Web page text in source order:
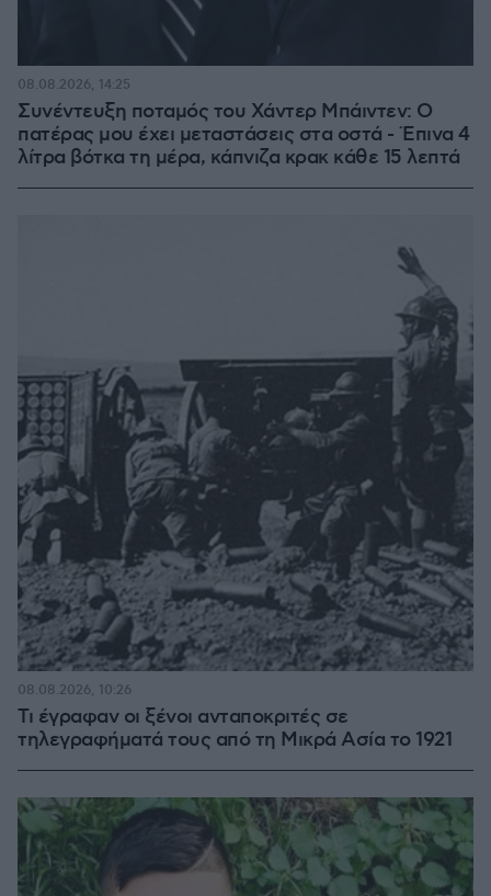
Συνέντευξη ποταμός του Χάντερ Μπάιντεν: Ο
πατέρας μου έχει μεταστάσεις στα οστά - Έπινα 4
λίτρα βότκα τη μέρα, κάπνιζα κρακ κάθε 15 λεπτά
08.08.2026, 14:25
Τι έγραφαν οι ξένοι ανταποκριτές σε
τηλεγραφήματά τους από τη Μικρά Ασία το 1921
08.08.2026, 10:26